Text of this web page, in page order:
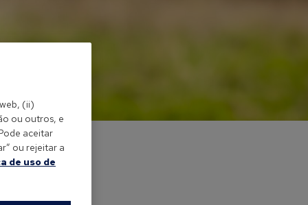
(ii)
ou outros, e
aceitar
ou rejeitar a
de uso de